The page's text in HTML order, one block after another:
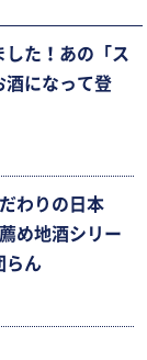
た！あの「ス
酒になって登
わりの日本
め地酒シリー
らん